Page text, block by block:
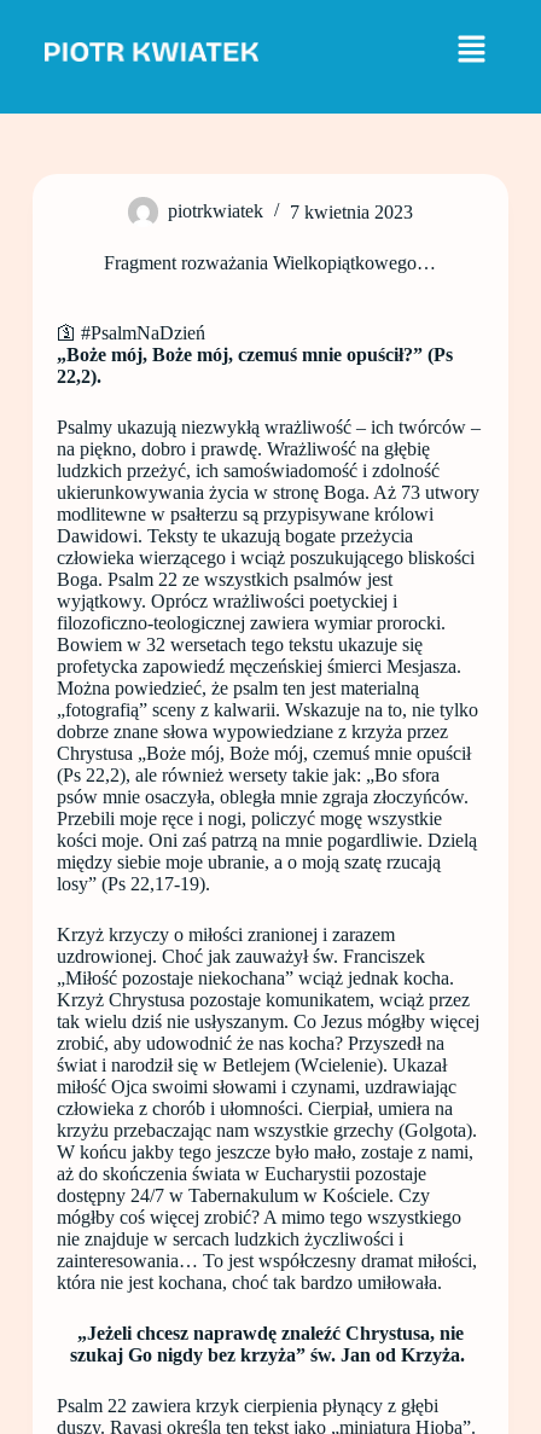
j
piotrkwiatek 7 kwietnia 2023
Fragment rozważania Wielkopiątkowego…
🛐 #PsalmNaDzień
„Boże mój, Boże mój, czemuś mnie opuścił?” (Ps
22,2).
Psalmy ukazują niezwykłą wrażliwość – ich twórców –
na piękno, dobro i prawdę. Wrażliwość na głębię
ludzkich przeżyć, ich samoświadomość i zdolność
ukierunkowywania życia w stronę Boga. Aż 73 utwory
modlitewne w psałterzu są przypisywane królowi
Dawidowi. Teksty te ukazują bogate przeżycia
człowieka wierzącego i wciąż poszukującego bliskości
Boga. Psalm 22 ze wszystkich psalmów jest
wyjątkowy. Oprócz wrażliwości poetyckiej i
filozoficzno-teologicznej zawiera wymiar prorocki.
Bowiem w 32 wersetach tego tekstu ukazuje się
profetycka zapowiedź męczeńskiej śmierci Mesjasza.
Można powiedzieć, że psalm ten jest materialną
„fotografią” sceny z kalwarii. Wskazuje na to, nie tylko
dobrze znane słowa wypowiedziane z krzyża przez
Chrystusa „Boże mój, Boże mój, czemuś mnie opuścił
(Ps 22,2), ale również wersety takie jak: „Bo sfora
psów mnie osaczyła, obległa mnie zgraja złoczyńców.
Przebili moje ręce i nogi, policzyć mogę wszystkie
kości moje. Oni zaś patrzą na mnie pogardliwie. Dzielą
między siebie moje ubranie, a o moją szatę rzucają
losy” (Ps 22,17-19).
Krzyż krzyczy o miłości zranionej i zarazem
uzdrowionej. Choć jak zauważył św. Franciszek
„Miłość pozostaje niekochana” wciąż jednak kocha.
Krzyż Chrystusa pozostaje komunikatem, wciąż przez
tak wielu dziś nie usłyszanym. Co Jezus mógłby więcej
zrobić, aby udowodnić że nas kocha? Przyszedł na
świat i narodził się w Betlejem (Wcielenie). Ukazał
miłość Ojca swoimi słowami i czynami, uzdrawiając
człowieka z chorób i ułomności. Cierpiał, umiera na
krzyżu przebaczając nam wszystkie grzechy (Golgota).
W końcu jakby tego jeszcze było mało, zostaje z nami,
aż do skończenia świata w Eucharystii pozostaje
dostępny 24/7 w Tabernakulum w Kościele. Czy
mógłby coś więcej zrobić? A mimo tego wszystkiego
nie znajduje w sercach ludzkich życzliwości i
zainteresowania… To jest współczesny dramat miłości,
która nie jest kochana, choć tak bardzo umiłowała.
„Jeżeli chcesz naprawdę znaleźć Chrystusa, nie
szukaj Go nigdy bez krzyża” św. Jan od Krzyża.
Psalm 22 zawiera krzyk cierpienia płynący z głębi
duszy. Ravasi określa ten tekst jako „miniatura Hioba”.